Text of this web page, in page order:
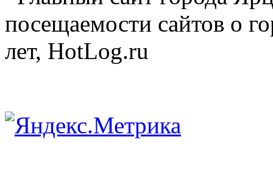
посещаемости сайтов о
лет, HotLog.ru